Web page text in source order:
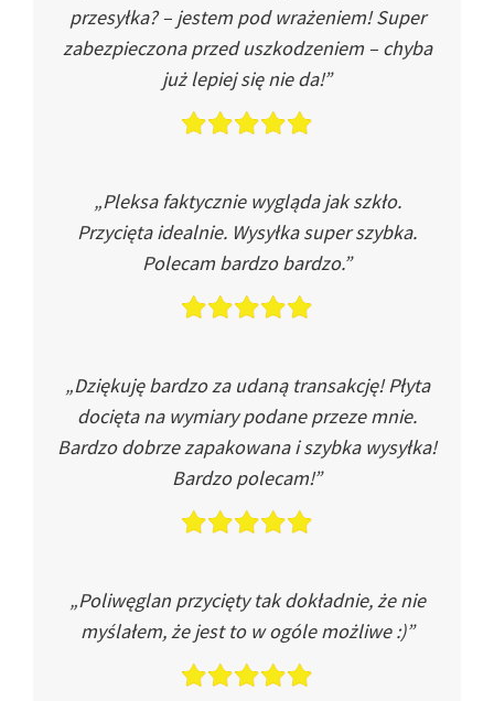
przesyłka? – jestem pod wrażeniem! Super
zabezpieczona przed uszkodzeniem – chyba
już lepiej się nie da!”
„Pleksa faktycznie wygląda jak szkło.
Przycięta idealnie. Wysyłka super szybka.
Polecam bardzo bardzo.”
„Dziękuję bardzo za udaną transakcję! Płyta
docięta na wymiary podane przeze mnie.
Bardzo dobrze zapakowana i szybka wysyłka!
Bardzo polecam!”
„Poliwęglan przycięty tak dokładnie, że nie
myślałem, że jest to w ogóle możliwe :)”